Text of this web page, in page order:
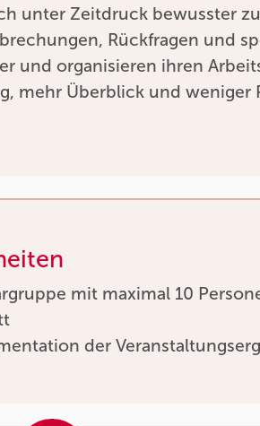
unter Zeitdruck bewusster
Rückfragen und
und organisieren ihren
mehr Überblick und weniger
mit maximal 10
der